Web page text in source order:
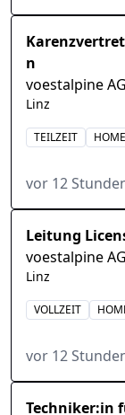
n
voestalpine AG
Linz
TEILZEIT
vor 12
Leitung
voestalpine AG
Linz
VOLLZEIT
vor 12
Techniker:in